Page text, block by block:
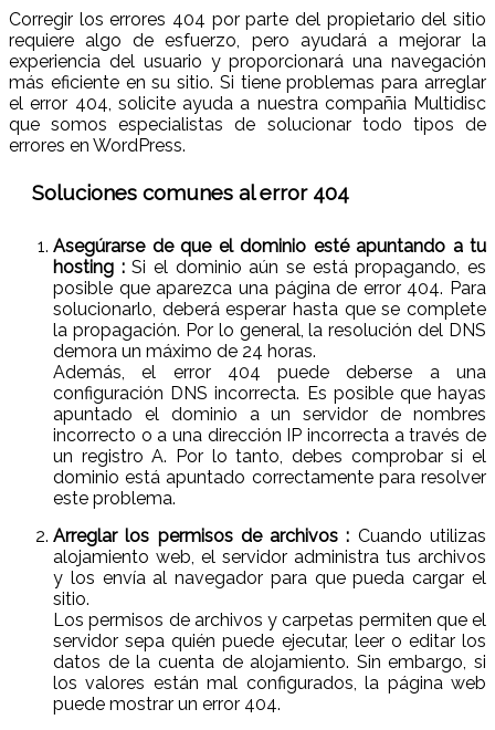
Corregir los errores 404 por parte del propietario del sitio
requiere algo de esfuerzo, pero ayudará a mejorar la
experiencia del usuario y proporcionará una navegación
más eficiente en su sitio. Si tiene problemas para arreglar
el error 404, solicite ayuda a nuestra compañia Multidisc
que somos especialistas de solucionar todo tipos de
errores en WordPress.
Soluciones comunes al error 404
Asegúrarse de que el dominio esté apuntando a tu
hosting :Si el dominio aún se está propagando, es
posible que aparezca una página de error 404. Para
solucionarlo, deberá esperar hasta que se complete
la propagación. Por lo general, la resolución del DNS
demora un máximo de 24 horas.
Además, el error 404 puede deberse a una
configuración DNS incorrecta. Es posible que hayas
apuntado el dominio a un servidor de nombres
incorrecto o a una dirección IP incorrecta a través de
un registro A. Por lo tanto, debes comprobar si el
dominio está apuntado correctamente para resolver
este problema.
Arreglar los permisos de archivos : Cuando utilizas
alojamiento web, el servidor administra tus archivos
y los envía al navegador para que pueda cargar el
sitio.
Los permisos de archivos y carpetas permiten que el
servidor sepa quién puede ejecutar, leer o editar los
datos de la cuenta de alojamiento. Sin embargo, si
los valores están mal configurados, la página web
puede mostrar un error 404.